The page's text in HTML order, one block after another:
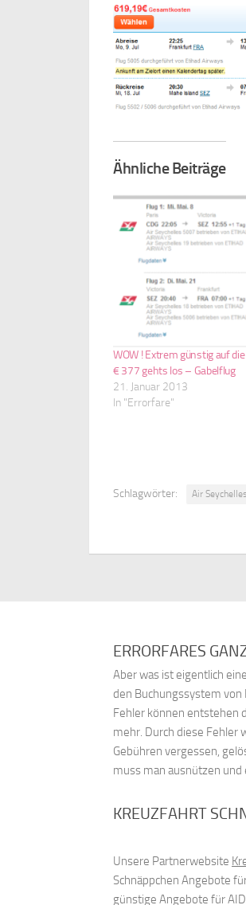
Ähnliche Beiträge
WOW ! Extrem günstig auf
€ 377 gehts los – Gabelflug
21. Januar 2013
In "Errorfare"
Schlagwörter: Air Seychelles
ERRORFARES
Aber was ist eigentlich
den Buchungssystem
Fehler können entstehen
mehr. Durch diese Fehler
Gebühren vergessen,
muss man ausnützen
KREUZFAHRT
Unsere Partnerwebsite
Schnäppchen Angebote
günstige Angebote für